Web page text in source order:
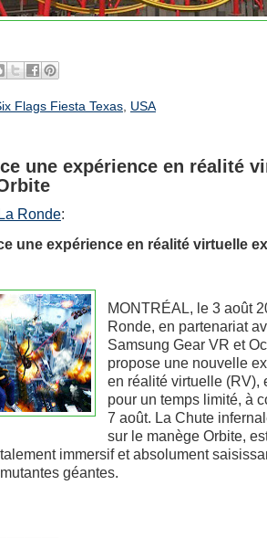
Flags Fiesta Texas, USA
une expérience en réalité
Ronde:
une expérience en réalité virtuelle
MONTRÉAL, le 3 août
Ronde, en partenariat
Samsung Gear VR et
propose une nouvelle
en réalité virtuelle (RV),
pour un temps limité, à
7 août. La Chute
sur le manège Orbite,
immersif et absolument
géantes.